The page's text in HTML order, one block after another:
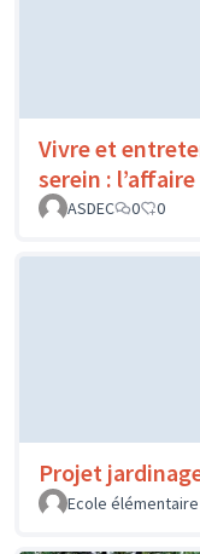
Vivre et
serein :
ASDEC
0 0
Projet
Ecole